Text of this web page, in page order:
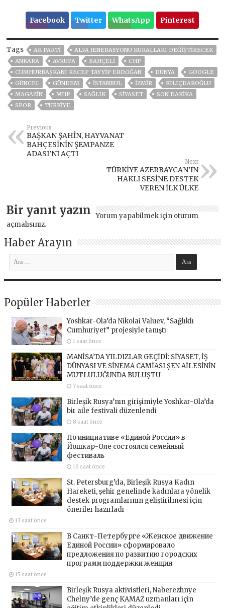
Facebook Twitter WhatsApp Pinterest
Tags AK PARTİ
ALFA JENERASYONU KURALLARI DEĞIŞTIRECEK
ANKARA
AVRUPA BAHÇELİ
CHP
CUMHURBAŞKANI RECEP TAYYIP ERDOĞAN
DÜNYA
GOOGLE
GÜNCEL
GÜNDEM ISTANBUL İZMIR
KILIÇDAROĞLU
MAGAZİN
MHP SAĞLIK SİYASET
SON DAKIKA
SPOR
TÜRKİYE
Previous
BAŞKAN ŞAHİN, HAYVANAT
BAHÇESİNİN ŞEMPANZE
ADASI’NI AÇTI
Next
TÜRKİYE AZERBAYCAN’IN
HAKLI SESİNE DESTEK
VEREN İLK ÜLKE
Bir yanıt yazın Yorum yapabilmek için oturum
açmalısınız.
Haber Arayın
Popüler Haberler
Yoshkar-Ola’da Nikolai Valuev, “Sağlıklı
Cumhuriyet” projesiyle tanıştı
1 saat önce
MANİSA’DA YILDIZLAR GEÇİDİ: SİYASET, İŞ
DÜNYASI VE SİNEMA CAMİASI ŞEN AİLESİNİN
MUTLULUĞUNDA BULUŞTU
7 saat önce
Birleşik Rusya’nın girişimiyle Yoshkar-Ola’da
bir aile festivali düzenlendi
8 saat önce
По инициативе «Единой России» в
Йошкар-Оле состоялся семейный
фестиваль
10 saat önce
St. Petersburg’da, Birleşik Rusya Kadın
Hareketi, şehir genelinde kadınlara yönelik
destek programlarının geliştirilmesi için
öneriler hazırladı
13 saat önce
В Санкт-Петербурге «Женское движение
Единой России» сформировало
предложения по развитию городских
программ поддержки женщин
15 saat önce
Birleşik Rusya aktivistleri, Naberezhnye
Chelny’de genç KAMAZ uzmanları için